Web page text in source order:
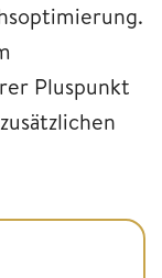
Pluspunkt